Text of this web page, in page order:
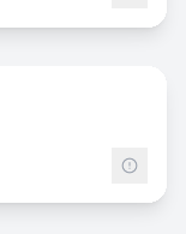
7
8